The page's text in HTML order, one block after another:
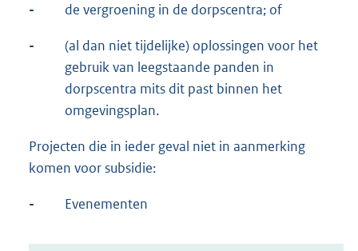
- de vergroening in de dorpscentra; of
-
(al dan niet tijdelijke) oplossingen voor het
gebruik van leegstaande panden in
dorpscentra mits dit past binnen het
omgevingsplan.
Projecten die in ieder geval niet in aanmerking
komen voor subsidie:
- Evenementen